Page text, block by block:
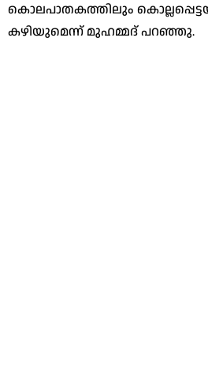
കൊലപാതകത്തിലും
കഴിയുമെന്ന് മുഹമ്മദ് പറഞ്ഞു.